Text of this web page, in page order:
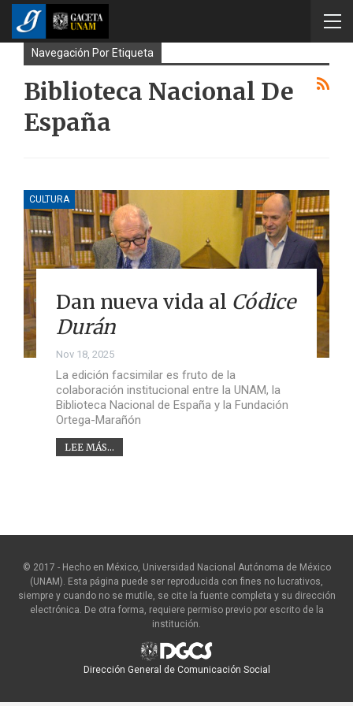
Navegación Por Etiqueta
Biblioteca Nacional De
España
CULTURA
Dan nueva vida al Códice
Durán
Nov 18, 2025
La edición facsimilar es fruto de la
colaboración institucional entre la UNAM, la
Biblioteca Nacional de España y la Fundación
Ortega-Marañón
LEE MÁS...
© 2017 - Hecho en México, Universidad Nacional Autónoma de México
(UNAM). Esta página puede ser reproducida con fines no lucrativos,
siempre y cuando no se mutile, se cite la fuente completa y su dirección
electrónica. De otra forma, requiere permiso previo por escrito de la
institución.
Dirección General de Comunicación Social